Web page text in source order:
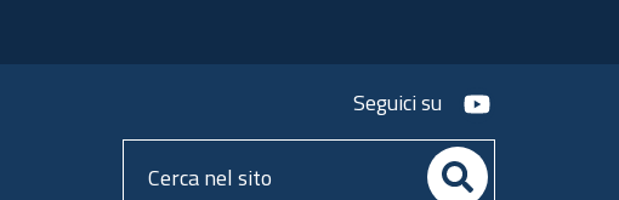
Seguici su youtube
Cerca